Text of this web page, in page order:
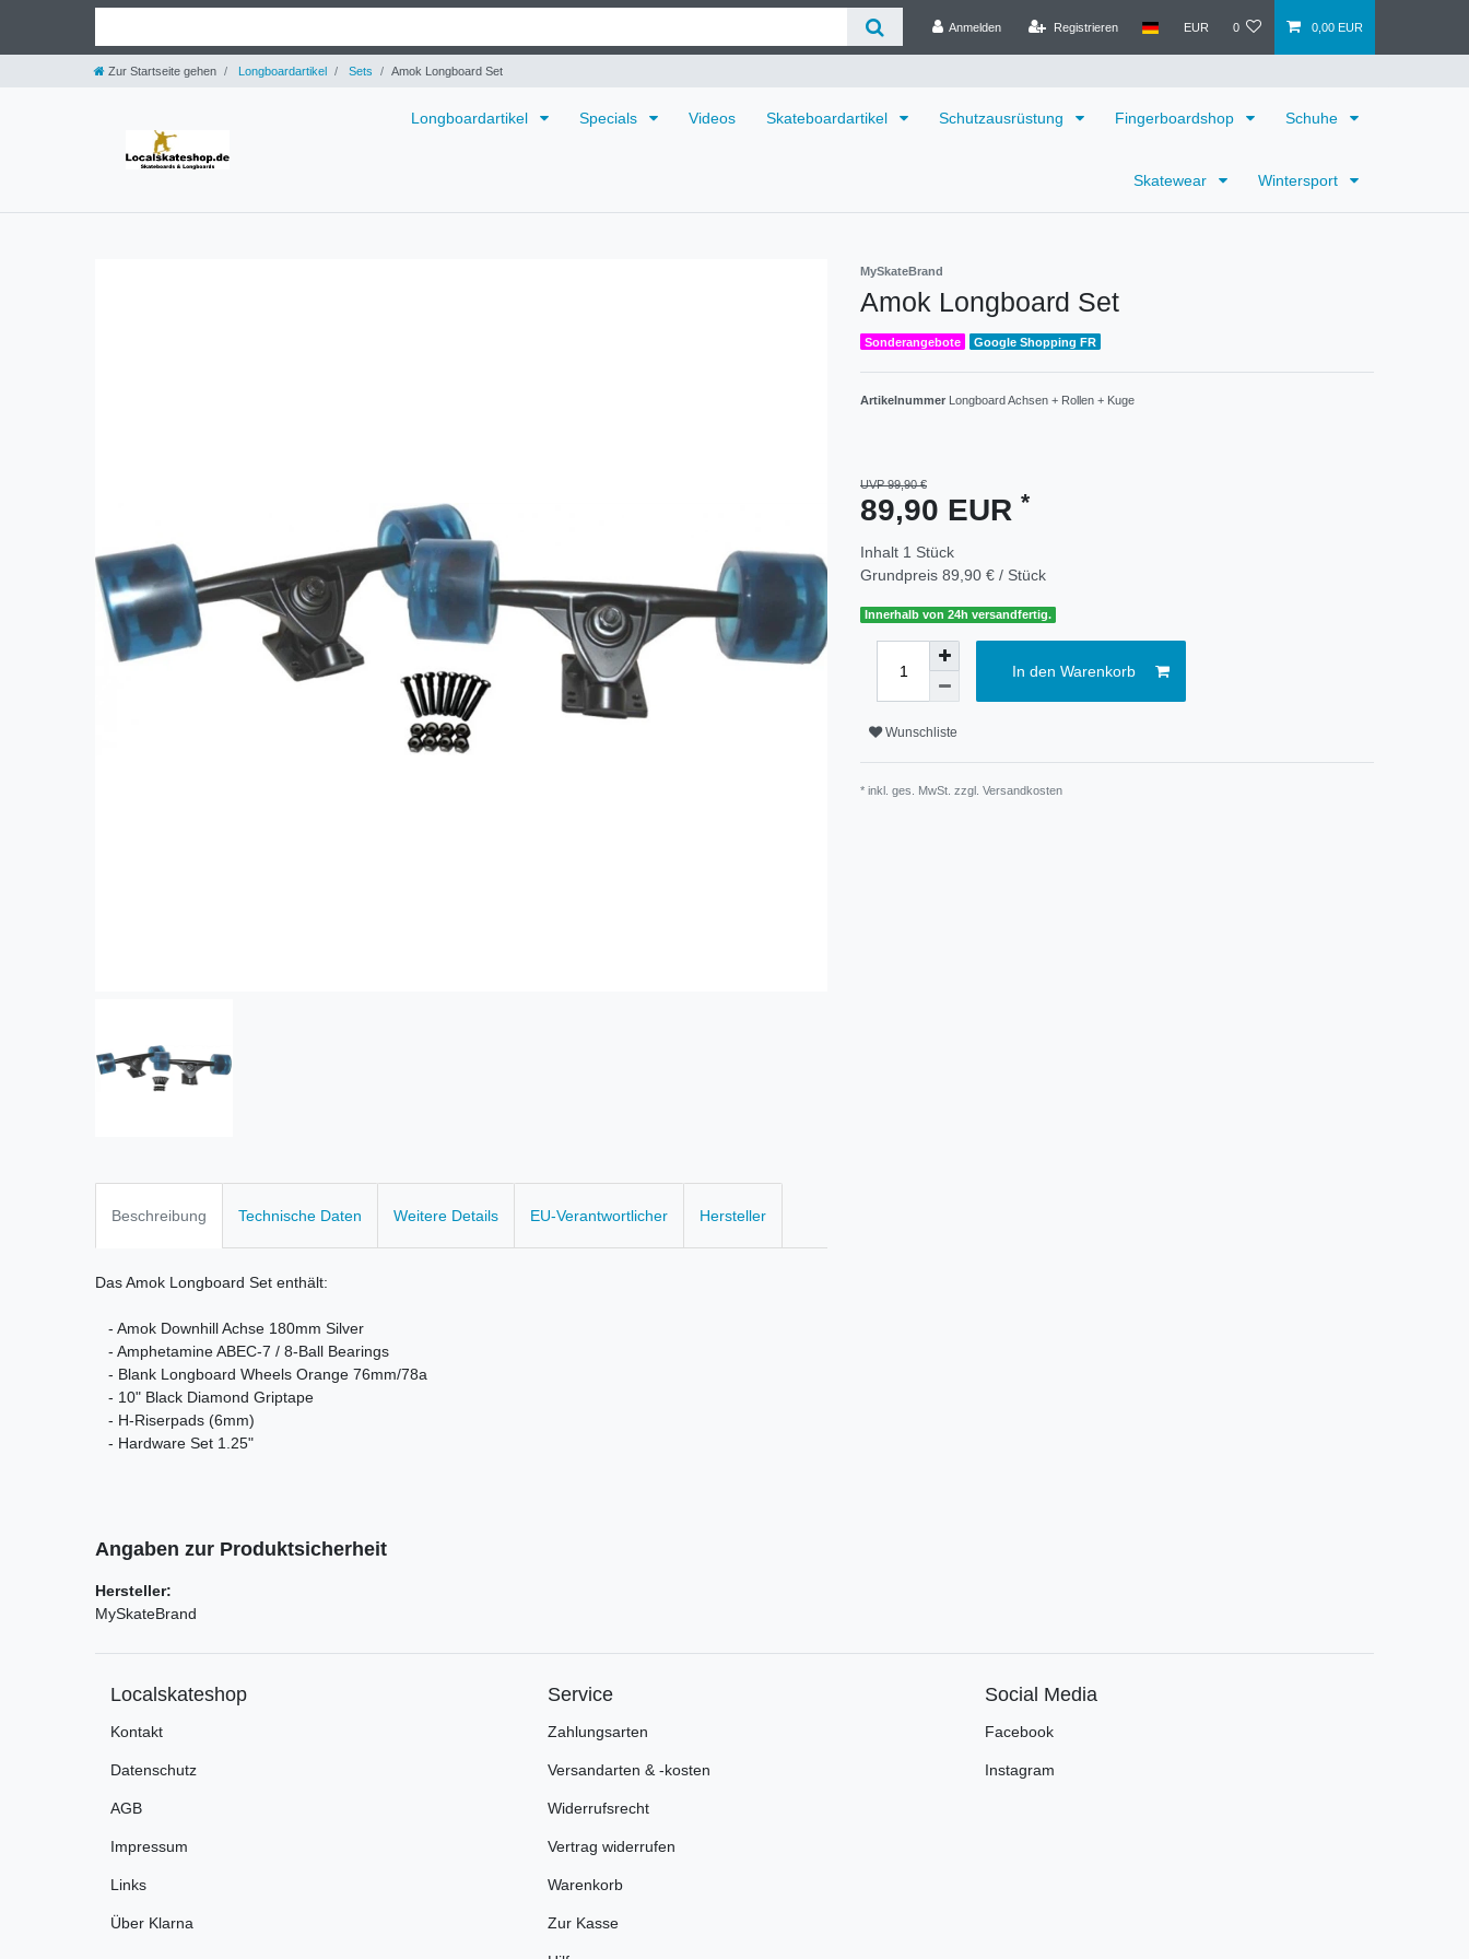
Anmelden Registrieren EUR 0 0,00 EUR
Zur Startseite gehen Longboardartikel Sets Amok Longboard Set
Longboardartikel Specials Videos Skateboardartikel Schutzausrüstung Fingerboardshop Schuhe
Skatewear Wintersport
MySkateBrand
Amok Longboard Set
Sonderangebote Google Shopping FR
Artikelnummer Longboard Achsen + Rollen + Kuge
UVP 99,90 €
89,90 EUR *
Inhalt 1 Stück
Grundpreis 89,90 € / Stück
Innerhalb von 24h versandfertig.
In den Warenkorb
Wunschliste
* inkl. ges. MwSt. zzgl. Versandkosten
Beschreibung Technische Daten Weitere Details EU-Verantwortlicher Hersteller
Das Amok Longboard Set enthält:
- Amok Downhill Achse 180mm Silver
- Amphetamine ABEC-7 / 8-Ball Bearings
- Blank Longboard Wheels Orange 76mm/78a
- 10" Black Diamond Griptape
- H-Riserpads (6mm)
- Hardware Set 1.25"
Angaben zur Produktsicherheit
Hersteller:
MySkateBrand
Localskateshop
Kontakt
Datenschutz
AGB
Impressum
Links
Über Klarna
Service
Zahlungsarten
Versandarten & -kosten
Widerrufsrecht
Vertrag widerrufen
Warenkorb
Zur Kasse
Social Media
Facebook
Instagram